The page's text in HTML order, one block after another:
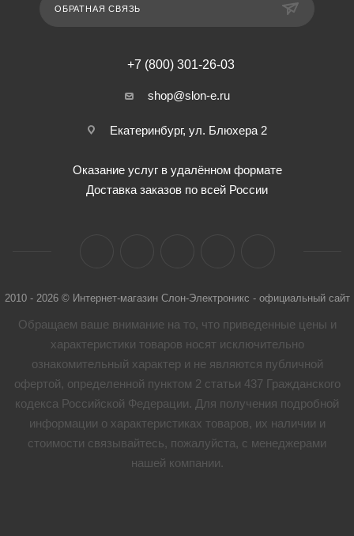
ОБРАТНАЯ СВЯЗЬ
+7 (800) 301-26-03
shop@slon-e.ru
Екатеринбург, ул. Блюхера 2
Оказание услуг в удалённом формате
Доставка заказов по всей России
2010 - 2026 © Интернет-магазин Слон-Электроникс - официальный сайт
Обращаем ваше внимание на то, что приведенные цены и
характеристики товaров носят исключительно
ознакомительный характер и не являются публичной
офертой, определенной пунктом 2 статьи 437 Гражданского
кодекса Российской Федерации. Для получения подробной
информации о характеристиках товaров, их наличии и
стоимости связывайтесь, пожалуйста, с менеджерами
нашей компании.